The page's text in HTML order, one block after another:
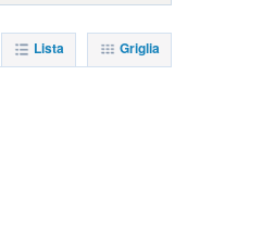
Griglia
Lista